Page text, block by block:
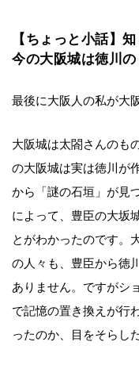
【ちょっと小話】
今の大阪城は徳川の
最後に大阪人の私が大
大阪城は太閤さんのも
の大阪城は実は徳川が
から「謎の石垣」が見
によって、豊臣の大坂
とがわかったのです。
の人々も、豊臣から徳
ありません。ですがシ
で記憶の置き換えが行
ったのか、目をそらし